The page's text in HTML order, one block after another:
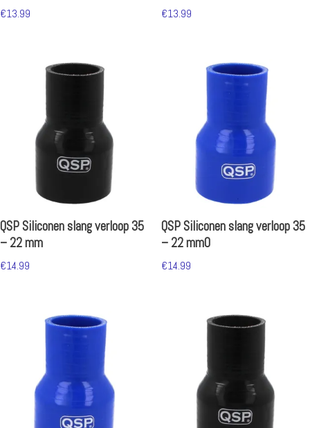
€13.99 €13.99
QSP Siliconen slang verloop 35
– 22 mm
€14.99
QSP Siliconen slang verloop 35
– 22 mm0
€14.99